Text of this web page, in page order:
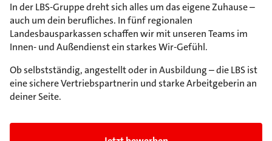
In der LBS-Gruppe dreht sich alles um das eigene Zuhause –
auch um dein berufliches. In fünf regionalen
Landesbausparkassen schaffen wir mit unseren Teams im
Innen- und Außendienst ein starkes Wir-Gefühl.
Ob selbstständig, angestellt oder in Ausbildung – die LBS ist
eine sichere Vertriebspartnerin und starke Arbeitgeberin an
deiner Seite.